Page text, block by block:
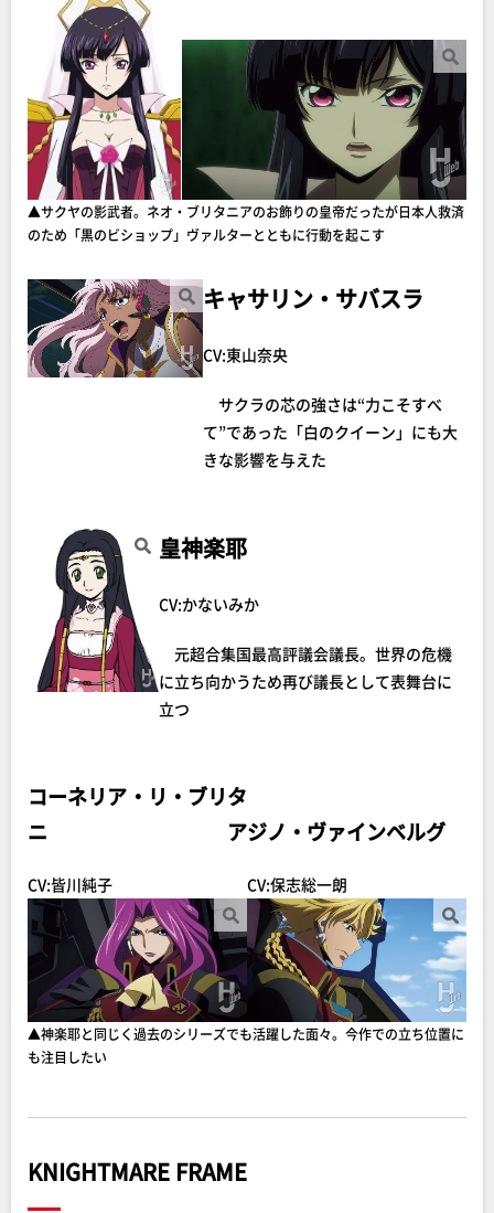
▲サクヤの影武者。ネオ・ブリタニアのお飾りの皇帝だったが日本人救済
のため「黒のビショップ」ヴァルターとともに行動を起こす
キャサリン・サバスラ
CV:東山奈央
サクラの芯の強さは“力こそすべ
て”であった「白のクイーン」にも大
きな影響を与えた
皇神楽耶
CV:かないみか
元超合集国最高評議会議長。世界の危機
に立ち向かうため再び議長として表舞台に
立つ
コーネリア・リ・ブリタ
ニア
CV:皆川純子
ジノ・ヴァインベルグ
CV:保志総一朗
▲神楽耶と同じく過去のシリーズでも活躍した面々。今作での立ち位置に
も注目したい
KNIGHTMARE FRAME